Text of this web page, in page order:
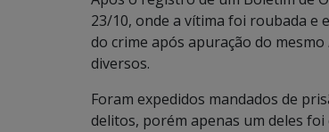
23/10, onde a vítima foi roubada e
do crime após apuração do mesmo
diversos.
Foram expedidos mandados de
delitos, porém apenas um deles